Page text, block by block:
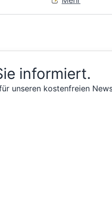
informiert.
unseren kostenfreien